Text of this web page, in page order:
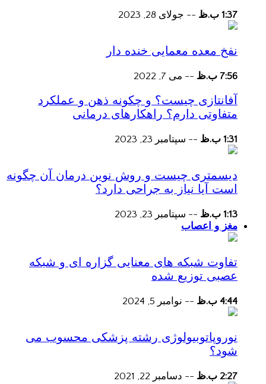
1:37 ب.ظ -- جولای 28, 2023
نفخ معده معمایی خنده دار
7:56 ب.ظ -- می 7, 2022
آفانتازی چیست؟ و چکونه ذهن و عملکرد
متفاوتی دارم؟ راهکارهای درمانی
1:31 ب.ظ -- سپتامبر 23, 2023
دیسمتری چیست و روش نوین درمان آن چگونه
است آیا نیاز به جراحی دارد؟
1:13 ب.ظ -- سپتامبر 23, 2023
مغز و اعصاب
تفاوت شبکه های معنایی گزاره ای و شبکه
عصبی توزیع شده
4:44 ب.ظ -- نوامبر 5, 2024
نوروپاتوبیولوژی رشته پزشکی محسوب می
شود؟
2:27 ب.ظ -- دسامبر 22, 2021